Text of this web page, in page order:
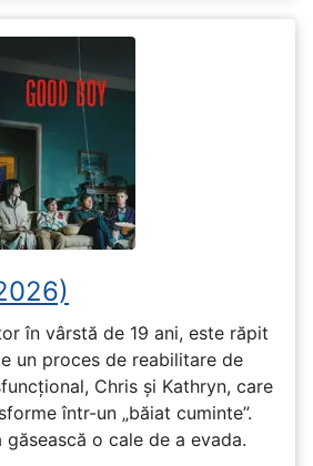
în vârstă de 19 ani, este răpit
un proces de reabilitare de
Chris și Kathryn, care
într-un „băiat cuminte”.
o cale de a evada.